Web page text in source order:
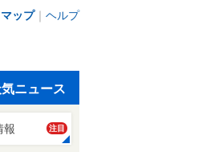
ップ｜ ヘルプ
ニュース
報 注目